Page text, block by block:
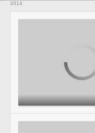
2014